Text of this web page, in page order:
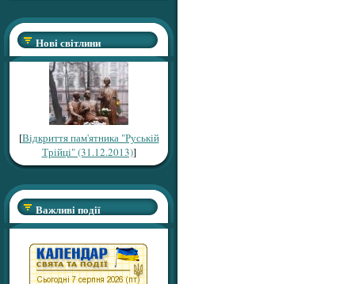
Нові світлини
[Відкриття пам'ятника "Руській
Трійці" (31.12.2013)]
Важливі події